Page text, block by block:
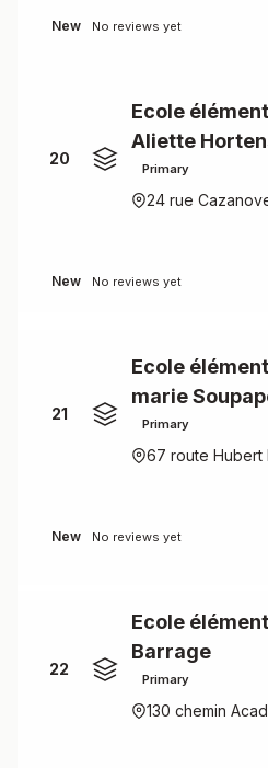
New No reviews yet
20
Ecole
Aliette
Primary
24 rue
New No reviews yet
21
Ecole
marie
Primary
67 route Hubert
New No reviews yet
22
Ecole
Barrage
Primary
130 chemin